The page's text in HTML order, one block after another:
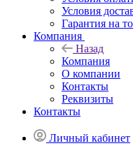
Условия
Гарантия на
Компания
Назад
Компания
О компании
Контакты
Реквизиты
Контакты
Личный кабинет